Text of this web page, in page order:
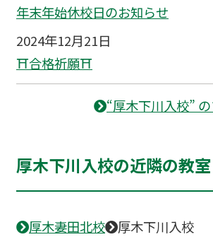
年末年始休校日のお知らせ
2024年12月21日
⛩合格祈願⛩
“厚木下川入校”
厚木下川入校の近隣の教室
厚木妻田北校 厚木下川入校